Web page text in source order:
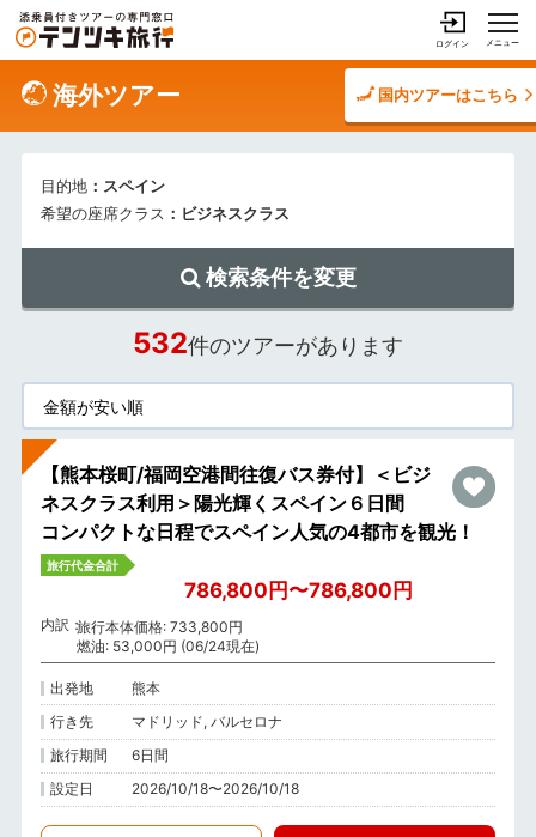
ログイン メニュー
海外ツアー 国内ツアーはこちら
目的地 ：スペイン
希望の座席クラス ：ビジネスクラス
検索条件を変更
532件のツアーがあります
【熊本桜町/福岡空港間往復バス券付】＜ビジ
ネスクラス利用＞陽光輝くスペイン６日間
コンパクトな日程でスペイン人気の4都市を観光！
旅行代金合計
786,800円〜786,800円
内訳 旅行本体価格: 733,800円
燃油: 53,000円 (06/24現在)
出発地
熊本
行き先
マドリッド, バルセロナ
旅行期間
6日間
設定日
2026/10/18〜2026/10/18